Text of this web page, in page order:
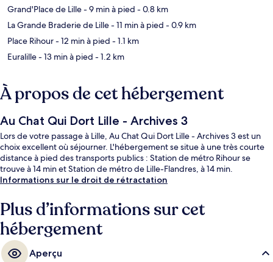
Grand'Place de Lille- 9 min à pied - 0.8 km
La Grande Braderie de Lille- 11 min à pied - 0.9 km
Place Rihour- 12 min à pied - 1.1 km
Euralille- 13 min à pied - 1.2 km
À propos de cet hébergement
Au Chat Qui Dort Lille - Archives 3
Lors de votre passage à Lille, Au Chat Qui Dort Lille - Archives 3 est un
choix excellent où séjourner. L'hébergement se situe à une très courte
distance à pied des transports publics : Station de métro Rihour se
trouve à 14 min et Station de métro de Lille-Flandres, à 14 min.
Informations sur le droit de rétractation
Plus d’informations sur cet
hébergement
Aperçu